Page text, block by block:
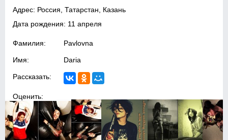
Адрес: Россия, Татарстан, Казань
Дата рождения: 11 апреля
Фамилия: Pavlovna
Имя: Daria
Рассказать:
Оценить: